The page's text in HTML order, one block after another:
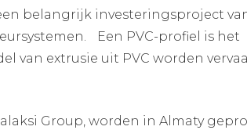
belangrijk investeringsproject
Een PVC-profiel is het
van extrusie uit PVC worden
Group, worden in Almaty